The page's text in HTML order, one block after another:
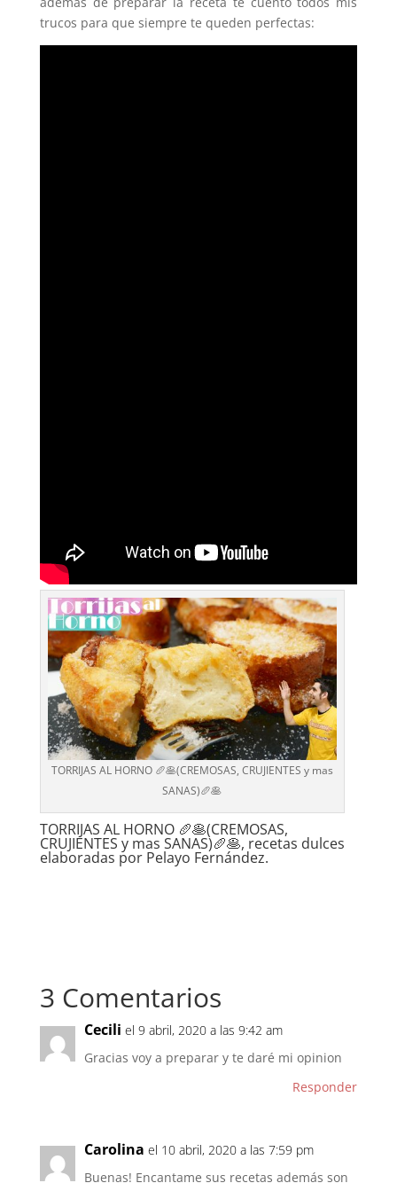
trucos para que siempre te queden perfectas:
TORRIJAS AL HORNO 🥖🥞(CREMOSAS, CRUJIENTES y mas
SANAS)🥖🥞
TORRIJAS AL HORNO 🥖🥞(CREMOSAS,
CRUJIENTES y mas SANAS)🥖🥞, recetas dulces
elaboradas por Pelayo Fernández.
3 Comentarios
Cecili el 9 abril, 2020 a las 9:42 am
Gracias voy a preparar y te daré mi opinion
Responder
Carolina el 10 abril, 2020 a las 7:59 pm
Buenas! Encantame sus recetas además son